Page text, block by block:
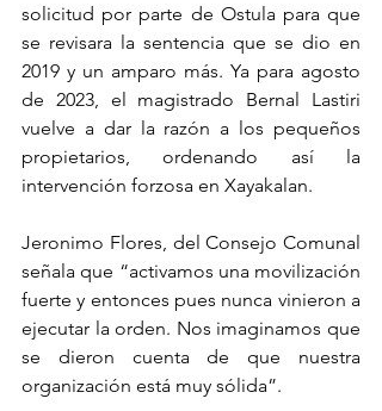
solicitud por parte de Ostula para que
se revisara la sentencia que se dio en
2019 y un amparo más. Ya para agosto
de 2023, el magistrado Bernal Lastiri
vuelve a dar la razón a los pequeños
propietarios, ordenando así la
intervención forzosa en Xayakalan.
Jeronimo Flores, del Consejo Comunal
señala que “activamos una movilización
fuerte y entonces pues nunca vinieron a
ejecutar la orden. Nos imaginamos que
se dieron cuenta de que nuestra
organización está muy sólida”.